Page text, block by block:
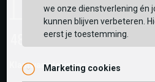
Klantwaarderingen:
we onze dienstverlening én
kunnen blijven verbeteren.
eerst je toestemming.
Marketing cookies